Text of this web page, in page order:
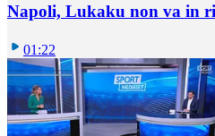
Napoli, Lukaku non va in
01:22